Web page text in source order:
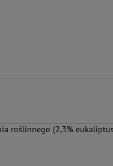
składników,
roślinnego (2,3%